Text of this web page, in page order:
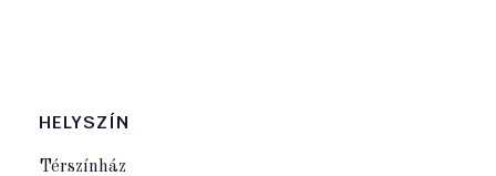
HELYSZÍN
Térszínház